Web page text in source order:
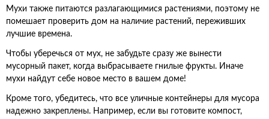
Мухи также питаются разлагающимися растениями, поэтому не
помешает проверить дом на наличие растений, переживших
лучшие времена.
Чтобы уберечься от мух, не забудьте сразу же вынести
мусорный пакет, когда выбрасываете гнилые фрукты. Иначе
мухи найдут себе новое место в вашем доме!
Кроме того, убедитесь, что все уличные контейнеры для мусора
надежно закреплены. Например, если вы готовите компост,